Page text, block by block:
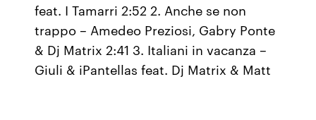
feat. I Tamarri 2:52 2. Anche se non
trappo – Amedeo Preziosi, Gabry Ponte
& Dj Matrix 2:41 3. Italiani in vacanza –
Giuli & iPantellas feat. Dj Matrix & Matt